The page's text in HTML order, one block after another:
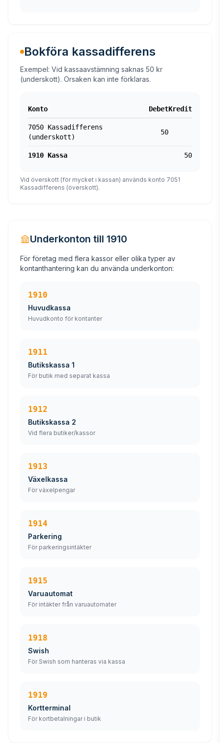
Bokföra kassadifferens
Exempel: Vid kassaavstämning saknas 50 kr
(underskott). Orsaken kan inte förklaras.
Konto DebetKredit
7050 Kassadifferens
(underskott)
50
1910 Kassa 50
Vid överskott (för mycket i kassan) används konto 7051
Kassadifferens (överskott).
Underkonton till 1910
För företag med flera kassor eller olika typer av
kontanthantering kan du använda underkonton:
1910
Huvudkassa
Huvudkonto för kontanter
1911
Butikskassa 1
För butik med separat kassa
1912
Butikskassa 2
Vid flera butiker/kassor
1913
Växelkassa
För växelpengar
1914
Parkering
För parkeringsintäkter
1915
Varuautomat
För intäkter från varuautomater
1918
Swish
För Swish som hanteras via kassa
1919
Kortterminal
För kortbetalningar i butik